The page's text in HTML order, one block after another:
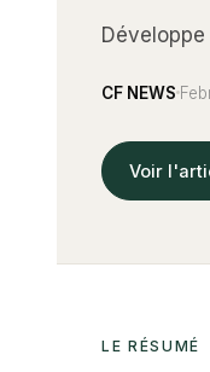
CF NEWS
Voir
LE RÉSUMÉ